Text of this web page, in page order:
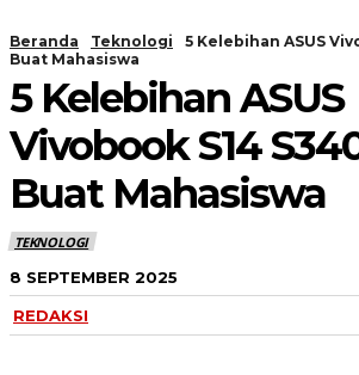
Beranda Teknologi
5 Kelebihan ASUS
Buat Mahasiswa
5 Kelebihan ASUS
Vivobook S14
Buat Mahasiswa
TEKNOLOGI
8 SEPTEMBER 2025
REDAKSI